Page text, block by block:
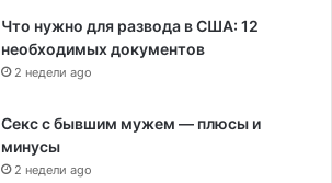
Что нужно для развода в США: 12
необходимых документов
2 недели ago
Секс с бывшим мужем — плюсы и
минусы
2 недели ago